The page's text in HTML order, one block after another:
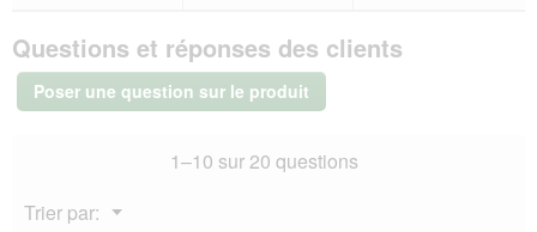
Prescription
Diet
Urinary
Stress
3
réponses
Questions et réponses des clients
Poser une question sur le produit
1–10 sur 20 questions
Trier par:
▼
Menu